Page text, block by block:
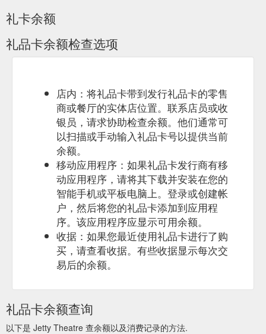
礼卡余额
礼品卡余额检查选项
店内：将礼品卡带到发行礼品卡的零售
商或餐厅的实体店位置。联系店员或收
银员，请求协助检查余额。他们通常可
以扫描或手动输入礼品卡号以提供当前
余额。
移动应用程序：如果礼品卡发行商有移
动应用程序，请将其下载并安装在您的
智能手机或平板电脑上。登录或创建帐
户，然后将您的礼品卡添加到应用程
序。该应用程序应显示可用余额。
收据：如果您最近使用礼品卡进行了购
买，请查看收据。有些收据显示每次交
易后的余额。
礼品卡余额查询
以下是 Jetty Theatre 查余额以及消费记录的方法.